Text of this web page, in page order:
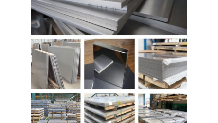
جولة في المصنع
مراقبة الجودة
اتصل بنا
أخبار